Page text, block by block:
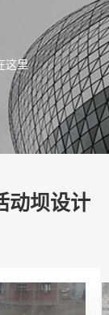
这里
动坝设计